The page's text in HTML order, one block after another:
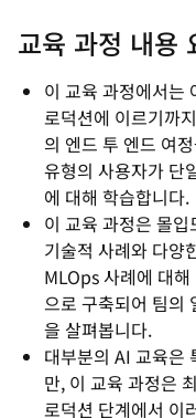
교육 과정 내용
이 교육 과정에서는
로덕션에 이르기까
의 엔드 투 엔드 여
유형의 사용자가 단
에 대해 학습합니다.
이 교육 과정은 몰
기술적 사례와 다양
MLOps 사례에 대
으로 구축되어 팀의
을 살펴봅니다.
대부분의 AI 교육은
만, 이 교육 과정은
로덕션 단계에서 이